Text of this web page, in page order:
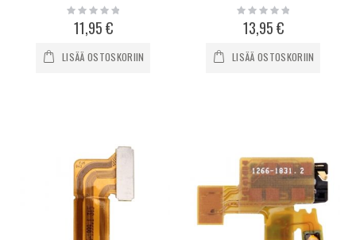
Rating:
0%
11,95 €
LISÄÄ OSTOSKORIIN
Rating:
0%
13,95 €
LISÄÄ OSTOSKORIIN